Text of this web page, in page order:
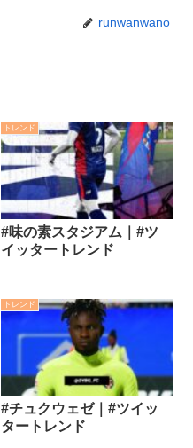
runwanwano
トレンド
#味の素スタジアム｜#ツ
イッタートレンド
トレンド
#チュクウェゼ｜#ツイッ
タートレンド